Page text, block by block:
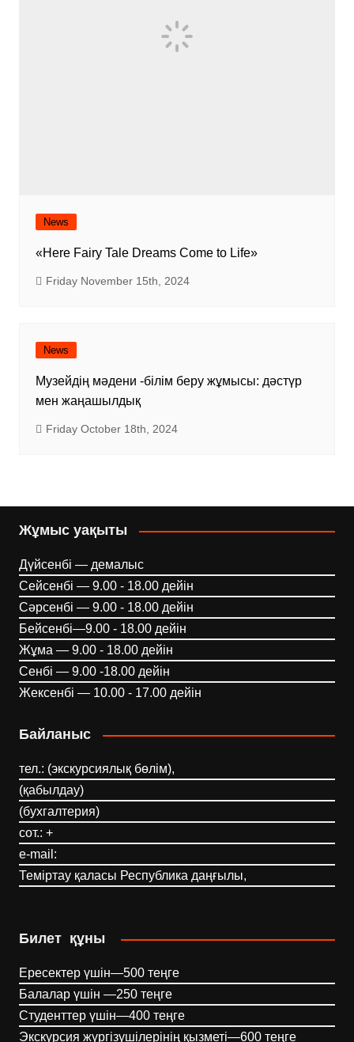
News
«Here Fairy Tale Dreams Come to Life»
Friday November 15th, 2024
News
Музейдің мәдени -білім беру жұмысы: дәстүр
мен жаңашылдық
Friday October 18th, 2024
Жұмыс уақыты
Дүйсенбі — демалыс
Сейсенбі — 9.00 - 18.00 дейін
Сәрсенбі — 9.00 - 18.00 дейін
Бейсенбі—9.00 - 18.00 дейін
Жұма — 9.00 - 18.00 дейін
Сенбі — 9.00 -18.00 дейін
Жексенбі — 10.00 - 17.00 дейін
Байланыс
тел.: (экскурсиялық бөлім),
(қабылдау)
(бухгалтерия)
сот.: +
e-mail:
Теміртау қаласы Республика даңғылы,
Билет құны
Ересектер үшін—500 теңге
Балалар үшін —250 теңге
Студенттер үшін—400 теңге
Экскурсия жүргізушілерінің қызметі—600 теңге